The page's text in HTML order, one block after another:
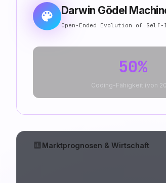
Darwin Gödel
Open-Ended Evolution of Self-
50%
Coding-Fähigkeit (von
Marktprognosen & Wirtschaft